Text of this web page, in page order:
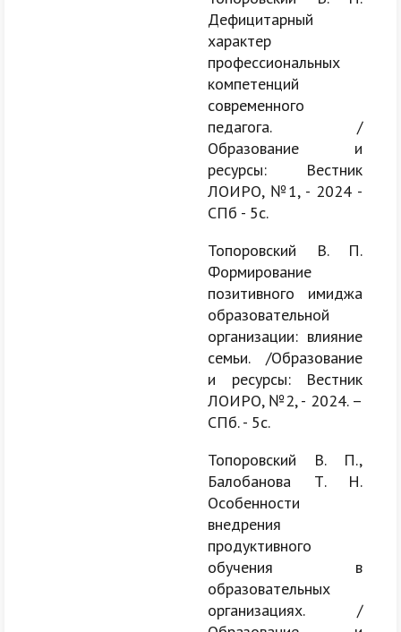
Дефицитарный
характер
профессиональных
компетенций
современного
педагога. /
Образование и
ресурсы: Вестник
ЛОИРО, №1, - 2024 -
СПб - 5с.
Топоровский В. П.
Формирование
позитивного имиджа
образовательной
организации: влияние
семьи. /Образование
и ресурсы: Вестник
ЛОИРО, №2, - 2024. –
СПб. - 5с.
Топоровский В. П.,
Балобанова Т. Н.
Особенности
внедрения
продуктивного
обучения в
образовательных
организациях. /